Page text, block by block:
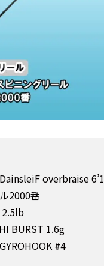
overbraise
2000番
2.5lb
BURST 1.6g
#4